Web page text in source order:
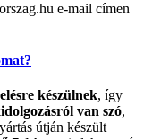
e-mail címen
készülnek, így
van szó,
útján készült